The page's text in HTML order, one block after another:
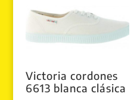
Victoria cordones
6613 blanca clásica